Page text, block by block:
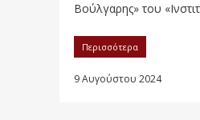
Βούλγαρης» του
Περισσότερα
9 Αυγούστου 2024